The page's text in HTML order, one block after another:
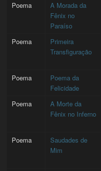
Poema
A Morada da
Fênix no
Paraíso
Poema
Primeira
Transfiguração
Poema
Poema da
Felicidade
Poema
A Morte da
Fênix no Inferno
Poema
Saudades de
Mim